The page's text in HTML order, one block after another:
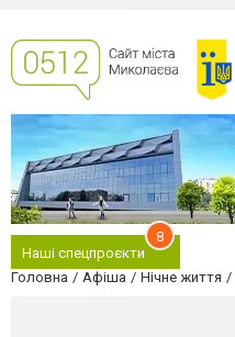
Наші спецпроєкти
8
Головна Афіша Нічне життя